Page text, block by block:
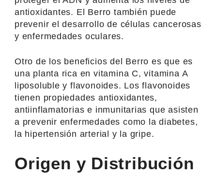
antioxidantes. El Berro también puede
prevenir el desarrollo de células cancerosas
y enfermedades oculares.
Otro de los beneficios del Berro es que es
una planta rica en vitamina C, vitamina A
liposoluble y flavonoides. Los flavonoides
tienen propiedades antioxidantes,
antiinflamatorias e inmunitarias que asisten
a prevenir enfermedades como la diabetes,
la hipertensión arterial y la gripe.
Origen y Distribución